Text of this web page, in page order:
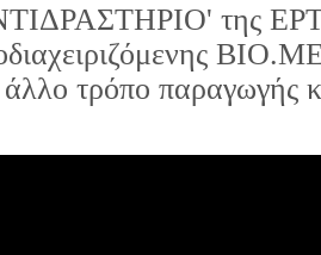
της
άλλο τρόπο παραγωγής